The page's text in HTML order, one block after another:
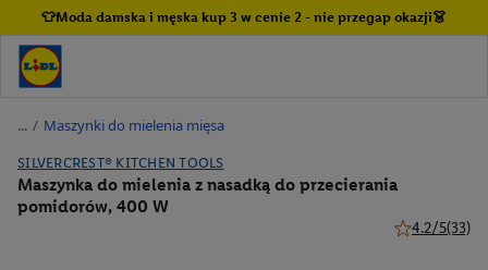
👕Moda damska i męska kup 3 w cenie 2 - nie przegap okazji👗
/ Maszynki do mielenia mięsa
SILVERCREST® KITCHEN TOOLS
Maszynka do mielenia z nasadką do przecierania
pomidorów, 400 W
4.2/5(33)